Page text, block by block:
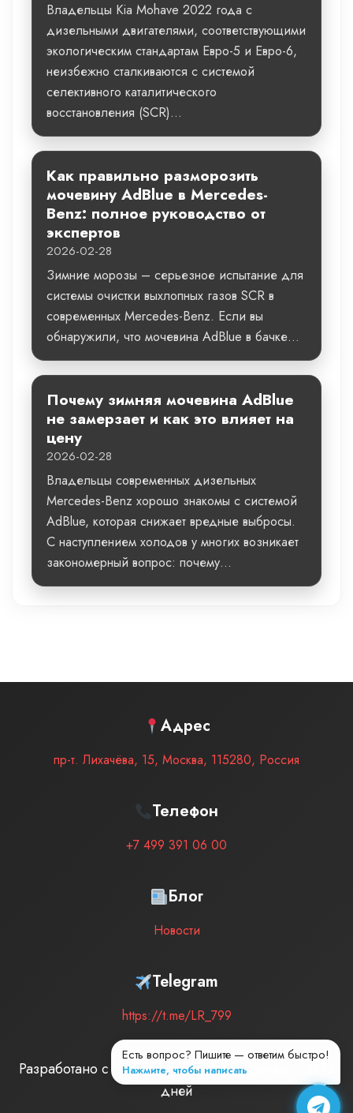
Владельцы Kia Mohave 2022 года с
дизельными двигателями, соответствующими
экологическим стандартам Евро-5 и Евро-6,
неизбежно сталкиваются с системой
селективного каталитического
восстановления (SCR)...
Как правильно разморозить
мочевину AdBlue в Mercedes-
Benz: полное руководство от
экспертов
2026-02-28
Зимние морозы – серьезное испытание для
системы очистки выхлопных газов SCR в
современных Mercedes-Benz. Если вы
обнаружили, что мочевина AdBlue в бачке...
Почему зимняя мочевина AdBlue
не замерзает и как это влияет на
цену
2026-02-28
Владельцы современных дизельных
Mercedes-Benz хорошо знакомы с системой
AdBlue, которая снижает вредные выбросы.
С наступлением холодов у многих возникает
закономерный вопрос: почему...
Адрес
пр-т. Лихачёва, 15, Москва, 115280, Россия
Телефон
+7 499 391 06 00
Блог
Новости
Telegram
https://t.me/LR_799
Разработано с любовью | Мы на рынке –
дней
Есть вопрос? Пишите — ответим быстро!
Нажмите, чтобы написать